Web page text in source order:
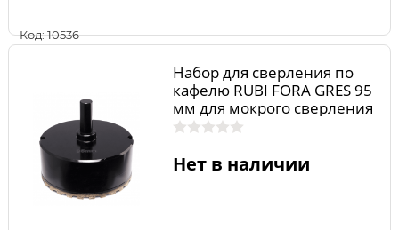
Код: 10536
Набор для сверления по
кафелю RUBI FORA GRES 95
мм для мокрого сверления
04988
Нет в наличии